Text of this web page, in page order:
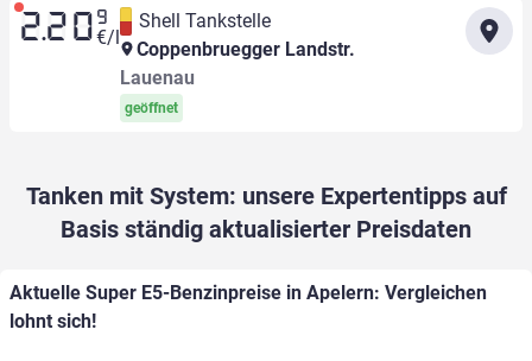
2.20 9
€/l
Shell Tankstelle
Coppenbruegger Landstr.
Lauenau
geöffnet
Tanken mit System: unsere Expertentipps auf
Basis ständig aktualisierter Preisdaten
Aktuelle Super E5-Benzinpreise in Apelern: Vergleichen
lohnt sich!